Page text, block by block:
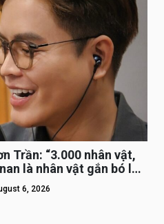
Trần: “3.000 nhân vật,
là nhân vật gắn bó lâu
6, 2026